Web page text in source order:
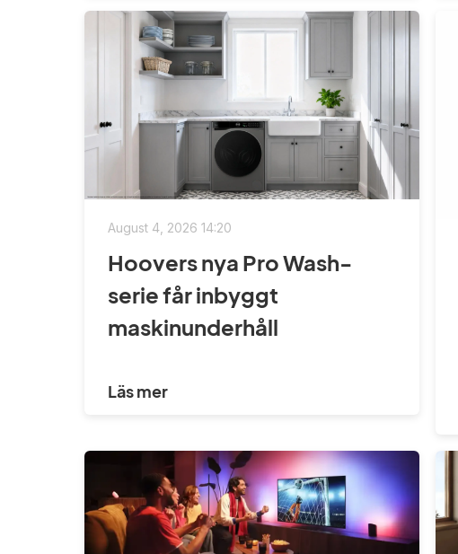
August 4, 2026 14:20
Hoovers nya Pro Wash-
serie får inbyggt
maskinunderhåll
Läs mer